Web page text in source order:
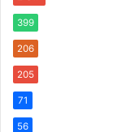
399
206
205
71
56